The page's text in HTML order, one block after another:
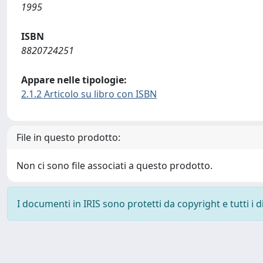
1995
ISBN
8820724251
Appare nelle tipologie:
2.1.2 Articolo su libro con ISBN
File in questo prodotto:
Non ci sono file associati a questo prodotto.
I documenti in IRIS sono protetti da copyright e tutti i